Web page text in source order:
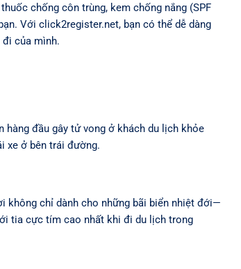
chống côn trùng, kem chống nắng (SPF
Với click2register.net, bạn có thể dễ dàng
của mình.
hàng đầu gây tử vong ở khách du lịch khỏe
xe ở bên trái đường.
không chỉ dành cho những bãi biển nhiệt đới—
tia cực tím cao nhất khi đi du lịch trong